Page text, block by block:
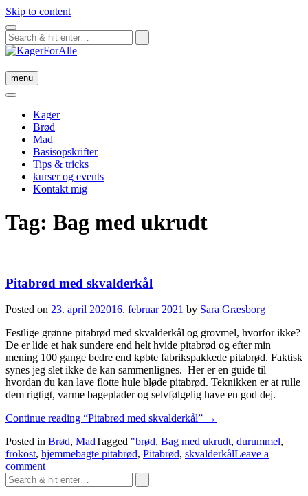
Skip to content
menu
Kager
Brød
Mad
Basisopskrifter
Tips & tricks
kurser og events
Kontakt mig
Tag: Bag med ukrudt
Pitabrød med skvalderkål
Posted on 23. april 202016. februar 2021 by Sara Græsborg
Festlige grønne pitabrød med skvalderkål og grovmel, hvorfor ikke?
De er lide et hak sundere end helt hvide pitabrød og efter min
mening 100 gange bedre end købte fabrikspakkede pitabrød. Faktisk
synes jeg slet ikke de kan sammenlignes. Her er en guide til
hvordan du kan lave flotte hule bløde pitabrød. Teknikken er at rulle
dem rigtigt, varme bageplader og selvfølgelig have en god dej.
Continue reading “Pitabrød med skvalderkål” →
Posted in Brød, MadTagged "brød, Bag med ukrudt, durummel,
frokost, hjemmebagte pitabrød, Pitabrød, skvalderkålLeave a
comment